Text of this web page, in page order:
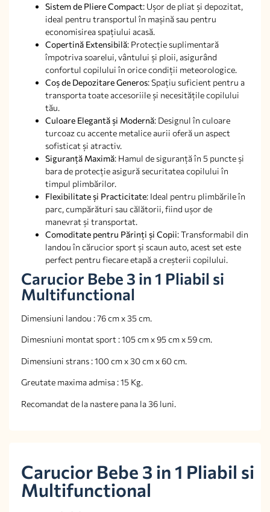
Sistem de Pliere Compact: Ușor de pliat și depozitat,
ideal pentru transportul în mașină sau pentru
economisirea spațiului acasă.
Copertină Extensibilă: Protecție suplimentară
împotriva soarelui, vântului și ploii, asigurând
confortul copilului în orice condiții meteorologice.
Coș de Depozitare Generos: Spațiu suficient pentru a
transporta toate accesoriile și necesitățile copilului
tău.
Culoare Elegantă și Modernă: Designul în culoare
turcoaz cu accente metalice aurii oferă un aspect
sofisticat și atractiv.
Siguranță Maximă: Hamul de siguranță în 5 puncte și
bara de protecție asigură securitatea copilului în
timpul plimbărilor.
Flexibilitate și Practicitate: Ideal pentru plimbările în
parc, cumpărături sau călătorii, fiind ușor de
manevrat și transportat.
Comoditate pentru Părinți și Copii: Transformabil din
landou în cărucior sport și scaun auto, acest set este
perfect pentru fiecare etapă a creșterii copilului.
Carucior Bebe 3 in 1 Pliabil si
Multifunctional
Dimensiuni landou : 76 cm x 35 cm.
Dimesniuni montat sport : 105 cm x 95 cm x 59 cm.
Dimensiuni strans : 100 cm x 30 cm x 60 cm.
Greutate maxima admisa : 15 Kg.
Recomandat de la nastere pana la 36 luni.
Carucior Bebe 3 in 1 Pliabil si
Multifunctional